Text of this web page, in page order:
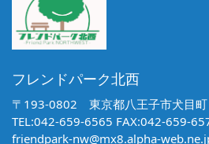
フレンドパーク北西
〒193-0802 東京都八王子市犬目町
TEL:042-659-6565 FAX:042-659-
friendpark-nw@mx8.alpha-